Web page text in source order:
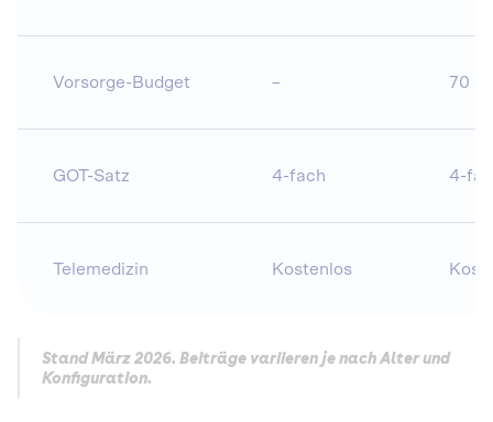
Vorsorge-Budget – 70 €
GOT-Satz 4-fach 4-
Telemedizin Kostenlos
Stand März 2026. Beiträge variieren je nach Alter und
Konfiguration.